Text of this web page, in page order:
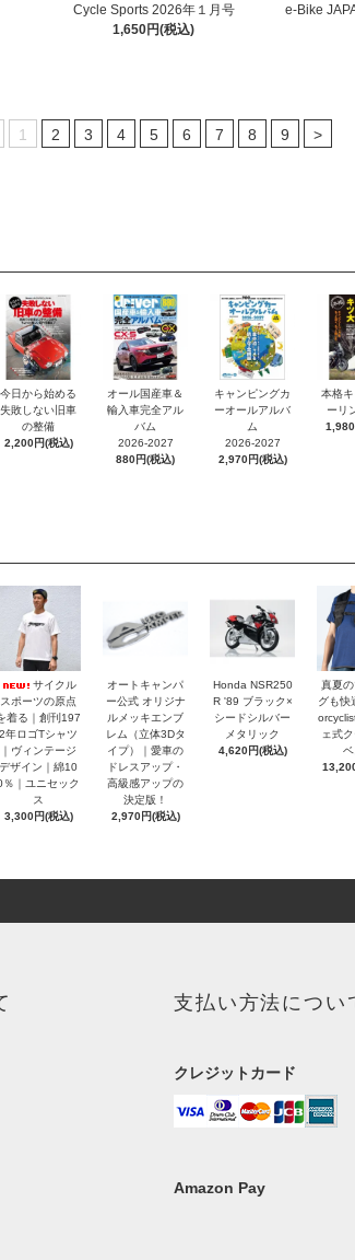
Cycle Sports 2026年１月号
1,650円(税込)
e-Bike
1 2 3 4 5 6 7 8 9 >
今日から始める
失敗しない旧車
の整備
2,200円(税込)
オール国産車＆
輸入車完全アル
バム
2026-2027
880円(税込)
キャンピングカ
ーオールアルバ
ム
2026-2027
2,970円(税込)
本格
ーリ
サイクル
スポーツの原点
着る｜創刊197
2年ロゴTシャツ
｜ヴィンテージ
デザイン｜綿10
％｜ユニセック
ス
3,300円(税込)
オートキャンパ
ー公式 オリジナ
ルメッキエンブ
レム（立体3Dタ
イプ）｜愛車の
ドレスアップ・
高級感アップの
決定版！
2,970円(税込)
Honda NSR250
R '89 ブラック×
シードシルバー
メタリック
4,620円(税込)
真夏
グも快
ェ式
ベ
支払い方法につい
クレジットカード
Amazon Pay